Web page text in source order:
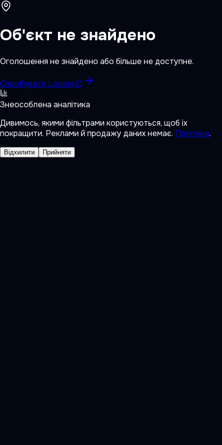
Об'єкт не знайдено
Оголошення не знайдено або більше не доступне.
Спробувати LocateIQ
Знеособлена аналітика
Дивимось, якими фільтрами користуються, щоб їх
покращити. Реклами й продажу даних немає. Політика.
Відхилити Прийняти